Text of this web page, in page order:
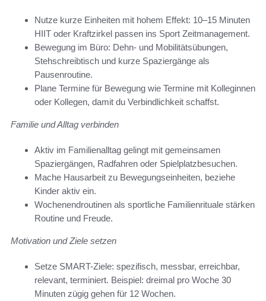
Nutze kurze Einheiten mit hohem Effekt: 10–15 Minuten
HIIT oder Kraftzirkel passen ins Sport Zeitmanagement.
Bewegung im Büro: Dehn- und Mobilitätsübungen,
Stehschreibtisch und kurze Spaziergänge als
Pausenroutine.
Plane Termine für Bewegung wie Termine mit Kolleginnen
oder Kollegen, damit du Verbindlichkeit schaffst.
Familie und Alltag verbinden
Aktiv im Familienalltag gelingt mit gemeinsamen
Spaziergängen, Radfahren oder Spielplatzbesuchen.
Mache Hausarbeit zu Bewegungseinheiten, beziehe
Kinder aktiv ein.
Wochenendroutinen als sportliche Familienrituale stärken
Routine und Freude.
Motivation und Ziele setzen
Setze SMART-Ziele: spezifisch, messbar, erreichbar,
relevant, terminiert. Beispiel: dreimal pro Woche 30
Minuten zügig gehen für 12 Wochen.